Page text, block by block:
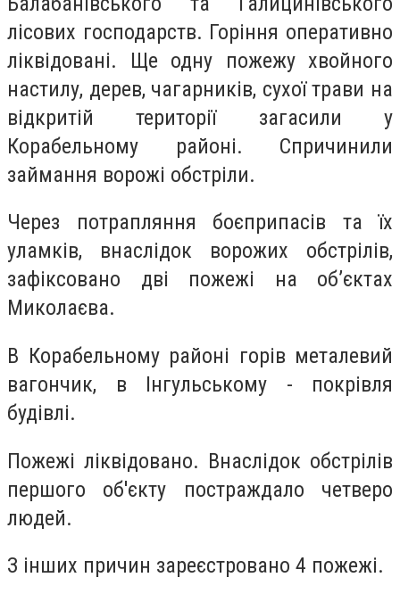
лісових господарств. Горіння оперативно
ліквідовані. Ще одну пожежу хвойного
настилу, дерев, чагарників, сухої трави на
відкритій території загасили у
Корабельному районі. Спричинили
займання ворожі обстріли.
Через потрапляння боєприпасів та їх
уламків, внаслідок ворожих обстрілів,
зафіксовано дві пожежі на об’єктах
Миколаєва.
В Корабельному районі горів металевий
вагончик, в Інгульському - покрівля
будівлі.
Пожежі ліквідовано. Внаслідок обстрілів
першого об'єкту постраждало четверо
людей.
З інших причин зареєстровано 4 пожежі.